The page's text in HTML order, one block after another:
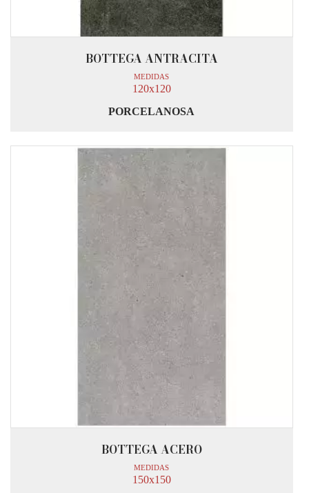
BOTTEGA ANTRACITA
MEDIDAS
120x120
PORCELANOSA
BOTTEGA ACERO
MEDIDAS
150x150